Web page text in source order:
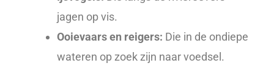
jagen op vis.
Ooievaars en reigers: Die in de ondiepe
wateren op zoek zijn naar voedsel.